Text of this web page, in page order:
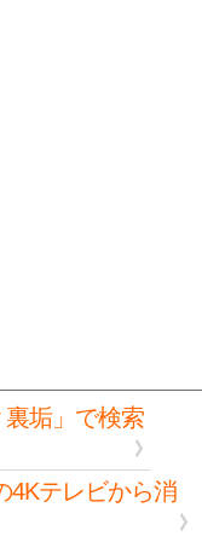
裏垢」で検索
4Kテレビから消